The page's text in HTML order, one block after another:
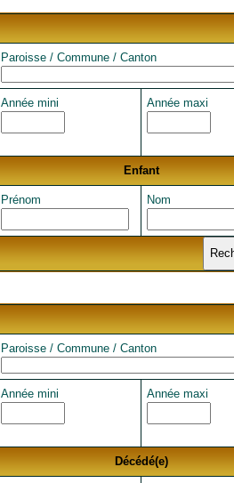
Paroisse / Commune / Canton
Année mini Année maxi
Enfant
Prénom Nom
Paroisse / Commune / Canton
Année mini Année maxi
Décédé(e)